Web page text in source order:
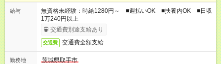
給与
無資格未経験：時給1280円～ ■週払いOK ■扶養内OK ■日収
1万240円以上
交通費別途支給あり
交通費 交通費全額支給
勤務地
茨城県取手市